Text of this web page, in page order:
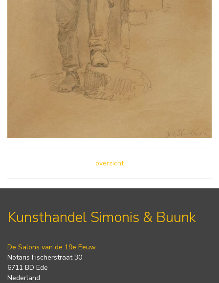
overzicht
Kunsthandel Simonis & Buunk
De Salons van de 19e Eeuw
Notaris Fischerstraat 30
6711 BD Ede
Nederland